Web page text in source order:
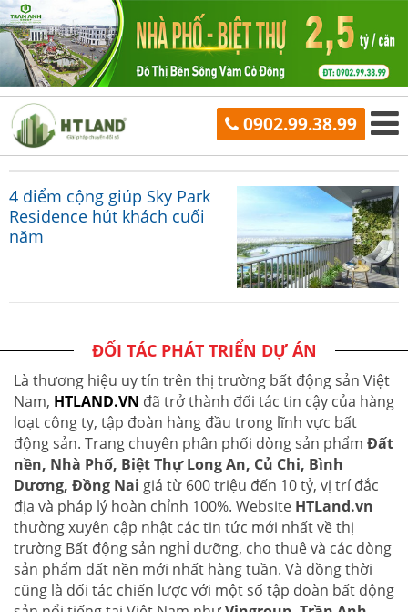
0902.99.38.99
4 điểm cộng giúp Sky Park
Residence hút khách cuối
năm
ĐỐI TÁC PHÁT TRIỂN DỰ ÁN
Là thương hiệu uy tín trên thị trường bất động sản Việt
Nam, HTLAND.VN đã trở thành đối tác tin cậy của hàng
loạt công ty, tập đoàn hàng đầu trong lĩnh vực bất
động sản. Trang chuyên phân phối dòng sản phẩm Đất
nền, Nhà Phố, Biệt Thự Long An, Củ Chi, Bình
Dương, Đồng Nai giá từ 600 triệu đến 10 tỷ, vị trí đắc
địa và pháp lý hoàn chỉnh 100%. Website HTLand.vn
thường xuyên cập nhật các tin tức mới nhất về thị
trường Bất động sản nghỉ dưỡng, cho thuê và các dòng
sản phẩm đất nền mới nhất hàng tuần. Và đồng thời
cũng là đối tác chiến lược với một số tập đoàn bất động